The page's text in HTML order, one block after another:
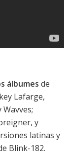
álbumes de
Lafarge,
Wavves;
, y
latinas y
Blink-182.